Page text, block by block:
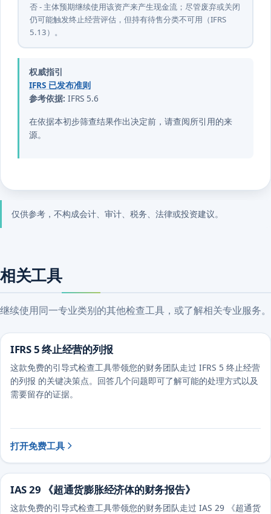
否 - 主体预期继续使用该资产来产生现金流；尽管废弃或关闭
仍可能触发终止经营评估，但持有待售分类不可用（IFRS
5.13）。
权威指引
IFRS 已发布准则
参考依据: IFRS 5.6
在依据本初步筛查结果作出决定前，请查阅所引用的来
源。
仅供参考，不构成会计、审计、税务、法律或投资建议。
相关工具
继续使用同一专业类别的其他检查工具，或了解相关专业服务。
IFRS 5 终止经营的列报
这款免费的引导式检查工具带领您的财务团队走过 IFRS 5 终止经营
的列报 的关键决策点。回答几个问题即可了解可能的处理方式以及
需要留存的证据。
打开免费工具
IAS 29 《超通货膨胀经济体的财务报告》
这款免费的引导式检查工具带领您的财务团队走过 IAS 29 《超通货